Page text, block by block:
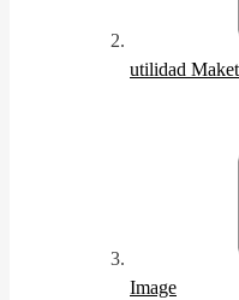
utilidad
Image